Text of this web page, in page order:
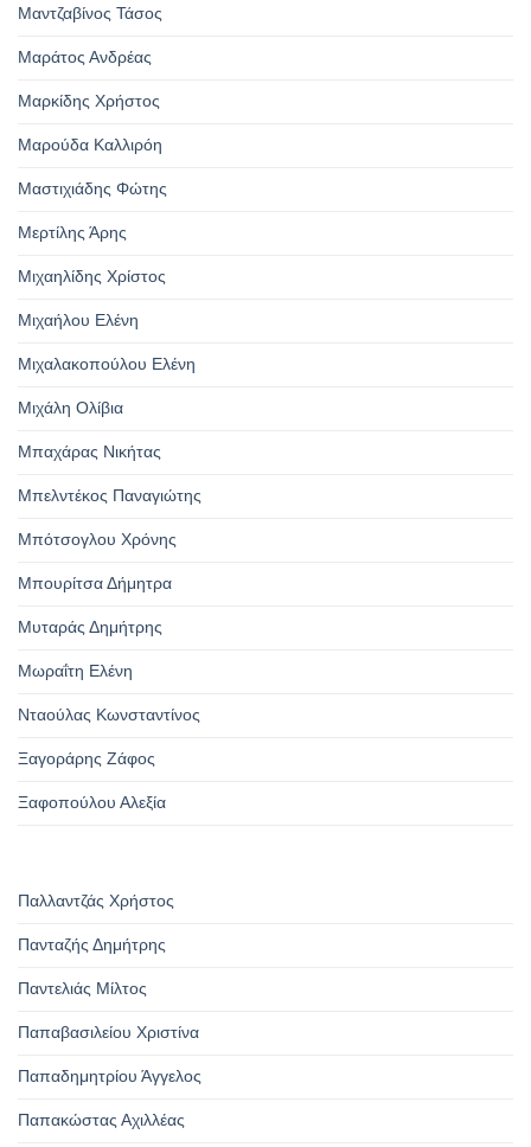
Μαντζαβίνος Τάσος
Μαράτος Ανδρέας
Μαρκίδης Χρήστος
Μαρούδα Καλλιρόη
Μαστιχιάδης Φώτης
Μερτίλης Άρης
Μιχαηλίδης Χρίστος
Μιχαήλου Ελένη
Μιχαλακοπούλου Ελένη
Μιχάλη Ολίβια
Μπαχάρας Νικήτας
Μπελντέκος Παναγιώτης
Μπότσογλου Χρόνης
Μπουρίτσα Δήμητρα
Μυταράς Δημήτρης
Μωραΐτη Ελένη
Νταούλας Κωνσταντίνος
Ξαγοράρης Ζάφος
Ξαφοπούλου Αλεξία
Παλλαντζάς Χρήστος
Πανταζής Δημήτρης
Παντελιάς Μίλτος
Παπαβασιλείου Χριστίνα
Παπαδημητρίου Άγγελος
Παπακώστας Αχιλλέας